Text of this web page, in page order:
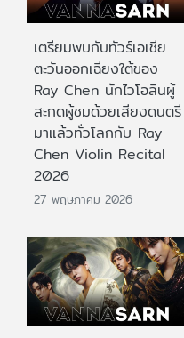
เตรียมพบกับทัวร์เอเชีย
ตะวันออกเฉียงใต้ของ
Ray Chen นักไวโอลินผู้
สะกดผู้ชมด้วยเสียงดนตรี
มาแล้วทั่วโลกกับ Ray
Chen Violin Recital
2026
27 พฤษภาคม 2026